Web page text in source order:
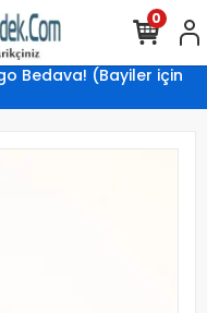
Bedava! (Bayiler için
0